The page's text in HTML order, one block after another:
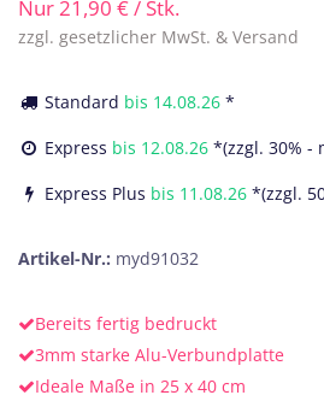
Nur 21,90 €/ Stk.
zzgl. gesetzlicher MwSt. & Versand
Standard bis 14.08.26 *
Express bis 12.08.26 *(zzgl. 30% -
Express Plus bis 11.08.26 *(zzgl.
Artikel-Nr.: myd91032
Bereits fertig bedruckt
3mm starke Alu-Verbundplatte
Ideale Maße in 25 x 40 cm